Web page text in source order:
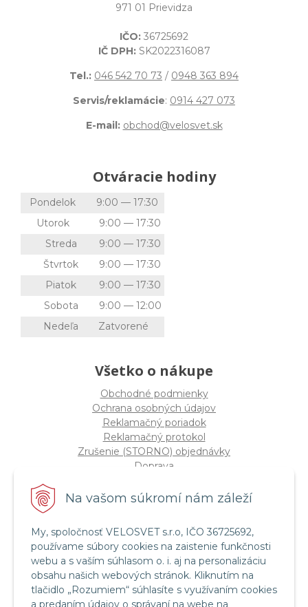
Na vašom súkromí nám záleží
My, spoločnosť VELOSVET s.r.o, IČO 36725692,
používame súbory cookies na zaistenie funkčnosti
webu a s vaším súhlasom o. i. aj na personalizáciu
obsahu našich webových stránok. Kliknutím na
tlačidlo „Rozumiem“ súhlasíte s využívaním cookies
a predaním údajov o správaní na webe na
971 01 Prievidza
IČO: 36725692
IČ DPH: SK2022316087
Tel.: 046 542 70 73 / 0948 363 894
Servis/reklamácie: 0914 427 073
E-mail: obchod@velosvet.sk
Otváracie hodiny
Pondelok
9:00 — 17:30
Utorok
9:00 — 17:30
Streda
9:00 — 17:30
Štvrtok
9:00 — 17:30
Piatok
9:00 — 17:30
Sobota
9:00 — 12:00
Nedeľa
Zatvorené
Všetko o nákupe
Obchodné podmienky
Ochrana osobných údajov
Reklamačný poriadok
Reklamačný protokol
Zrušenie (STORNO) objednávky
Doprava
Štatút súťaže "Vianoce 2025"
Servis a služby
Servis bicyklov a elektrobicyklov
Retül Bike Fit
Instagram Velosvet
Facebook Velosvet